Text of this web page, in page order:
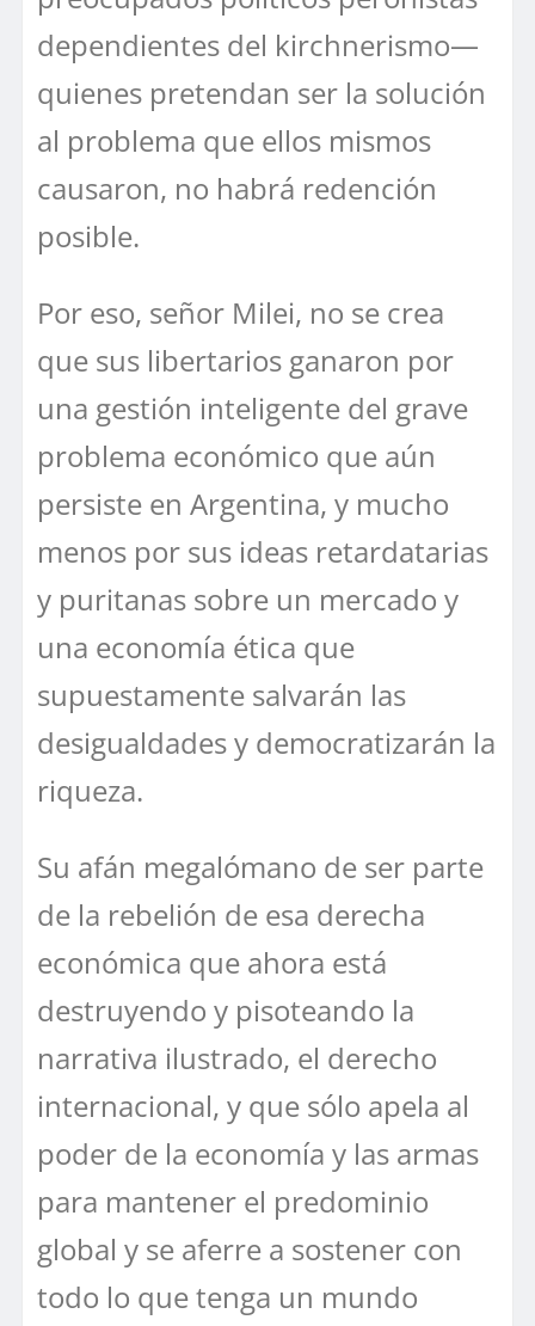
dependientes del kirchnerismo—
quienes pretendan ser la solución
al problema que ellos mismos
causaron, no habrá redención
posible.
Por eso, señor Milei, no se crea
que sus libertarios ganaron por
una gestión inteligente del grave
problema económico que aún
persiste en Argentina, y mucho
menos por sus ideas retardatarias
y puritanas sobre un mercado y
una economía ética que
supuestamente salvarán las
desigualdades y democratizarán la
riqueza.
Su afán megalómano de ser parte
de la rebelión de esa derecha
económica que ahora está
destruyendo y pisoteando la
narrativa ilustrado, el derecho
internacional, y que sólo apela al
poder de la economía y las armas
para mantener el predominio
global y se aferre a sostener con
todo lo que tenga un mundo